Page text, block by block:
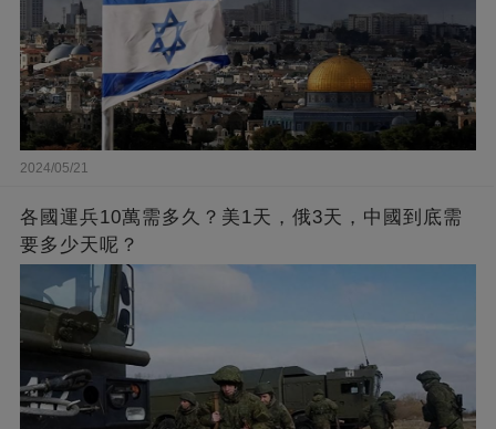
2024/05/21
各國運兵10萬需多久？美1天，俄3天，中國到底需
要多少天呢？